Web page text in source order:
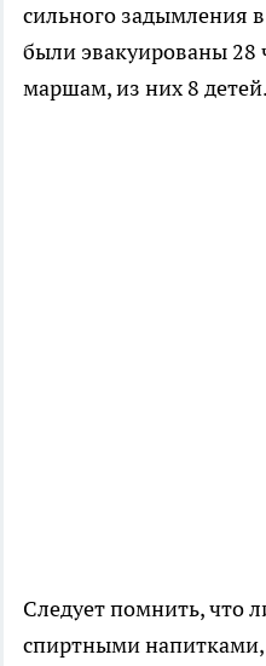
сильного задымления
были эвакуированы 28
маршам, из них 8 детей.
Следует помнить, что
спиртными напитками,